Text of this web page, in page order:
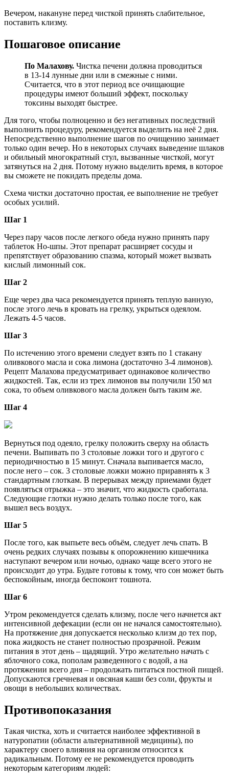
Вечером, накануне перед чисткой принять слабительное,
поставить клизму.
Пошаговое описание
По Малахову. Чистка печени должна проводиться
в 13-14 лунные дни или в смежные с ними.
Считается, что в этот период все очищающие
процедуры имеют больший эффект, поскольку
токсины выходят быстрее.
Для того, чтобы полноценно и без негативных последствий
выполнить процедуру, рекомендуется выделить на неё 2 дня.
Непосредственно выполнение шагов по очищению занимает
только один вечер. Но в некоторых случаях выведение шлаков
и обильный многократный стул, вызванные чисткой, могут
затянуться на 2 дня. Потому нужно выделить время, в которое
вы сможете не покидать пределы дома.
Схема чистки достаточно простая, ее выполнение не требует
особых усилий.
Шаг 1
Через пару часов после легкого обеда нужно принять пару
таблеток Но-шпы. Этот препарат расширяет сосуды и
препятствует образованию спазма, который может вызвать
кислый лимонный сок.
Шаг 2
Еще через два часа рекомендуется принять теплую ванную,
после этого лечь в кровать на грелку, укрыться одеялом.
Лежать 4-5 часов.
Шаг 3
По истечению этого времени следует взять по 1 стакану
оливкового масла и сока лимона (достаточно 3-4 лимонов).
Рецепт Малахова предусматривает одинаковое количество
жидкостей. Так, если из трех лимонов вы получили 150 мл
сока, то объем оливкового масла должен быть таким же.
Шаг 4
Вернуться под одеяло, грелку положить сверху на область
печени. Выпивать по 3 столовые ложки того и другого с
периодичностью в 15 минут. Сначала выпивается масло,
после него – сок. 3 столовые ложки можно приравнять к 3
стандартным глоткам. В перерывах между приемами будет
появляться отрыжка – это значит, что жидкость сработала.
Следующие глотки нужно делать только после того, как
вышел весь воздух.
Шаг 5
После того, как выпьете весь объём, следует лечь спать. В
очень редких случаях позывы к опорожнению кишечника
наступают вечером или ночью, однако чаще всего этого не
происходит до утра. Будьте готовы к тому, что сон может быть
беспокойным, иногда беспокоит тошнота.
Шаг 6
Утром рекомендуется сделать клизму, после чего начнется акт
интенсивной дефекации (если он не начался самостоятельно).
На протяжение дня допускается несколько клизм до тех пор,
пока жидкость не станет полностью прозрачной. Режим
питания в этот день – щадящий. Утро желательно начать с
яблочного сока, пополам разведенного с водой, а на
протяжении всего дня – продолжать питаться постной пищей.
Допускаются гречневая и овсяная каши без соли, фрукты и
овощи в небольших количествах.
Противопоказания
Такая чистка, хоть и считается наиболее эффективной в
натуропатии (области альтернативной медицины), по
характеру своего влияния на организм относится к
радикальным. Потому ее не рекомендуется проводить
некоторым категориям людей: